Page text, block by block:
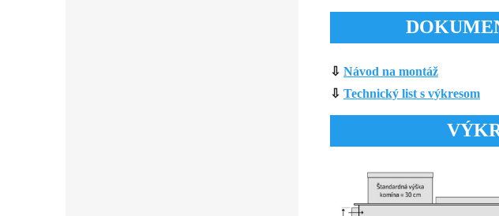
⇩ Návod na montáž
⇩ Technický list s výkresom